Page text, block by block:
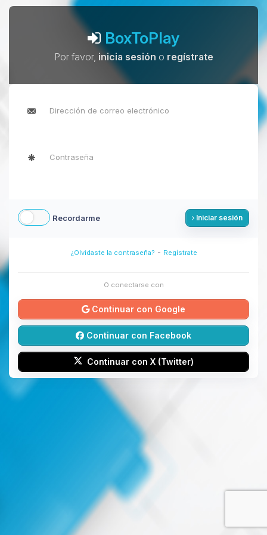
BoxToPlay
Por favor, inicia sesión o regístrate
Recordarme Iniciar sesión
¿Olvidaste la contraseña? - Regístrate
O conectarse con
Continuar con Google
Continuar con Facebook
Continuar con X (Twitter)